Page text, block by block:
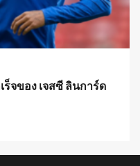
จของ เจสซี ลินการ์ด